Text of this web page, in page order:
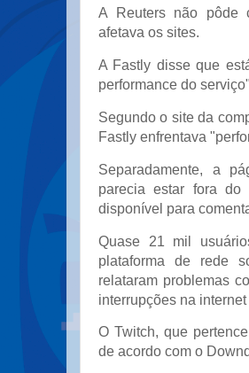
A Reuters não pôde
afetava os sites.
A Fastly disse que
performance do
Segundo o site da
Fastly enfrentava
Separadamente, a
parecia estar fora do
disponível para
Quase 21 mil
plataforma de rede
relataram problemas
interrupções na
O Twitch, que
de acordo com o